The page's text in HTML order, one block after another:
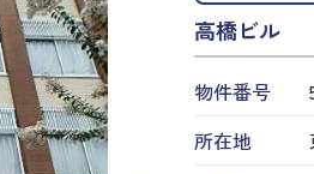
高橋ビル
物件番号
所在地